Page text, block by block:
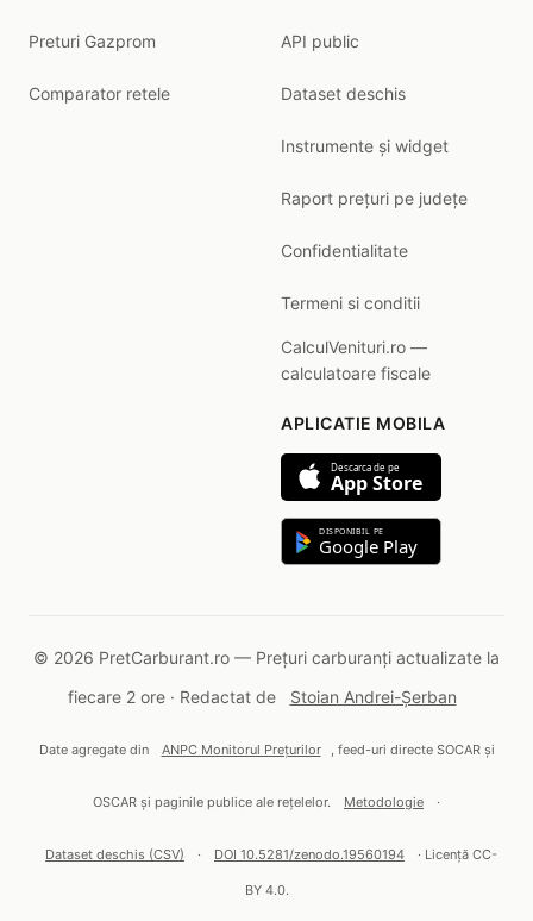
Preturi Gazprom
Comparator retele
API public
Dataset deschis
Instrumente și widget
Raport prețuri pe județe
Confidentialitate
Termeni si conditii
CalculVenituri.ro —
calculatoare fiscale
APLICATIE MOBILA
Descarca de pe
App Store
DISPONIBIL PE
Google Play
© 2026 PretCarburant.ro — Prețuri carburanți actualizate la
fiecare 2 ore · Redactat de
Stoian Andrei-Șerban
Date agregate din ANPC Monitorul Prețurilor , feed-uri directe SOCAR și
OSCAR și paginile publice ale rețelelor. Metodologie ·
Dataset deschis (CSV) · DOI 10.5281/zenodo.19560194 · Licență CC-
BY 4.0.